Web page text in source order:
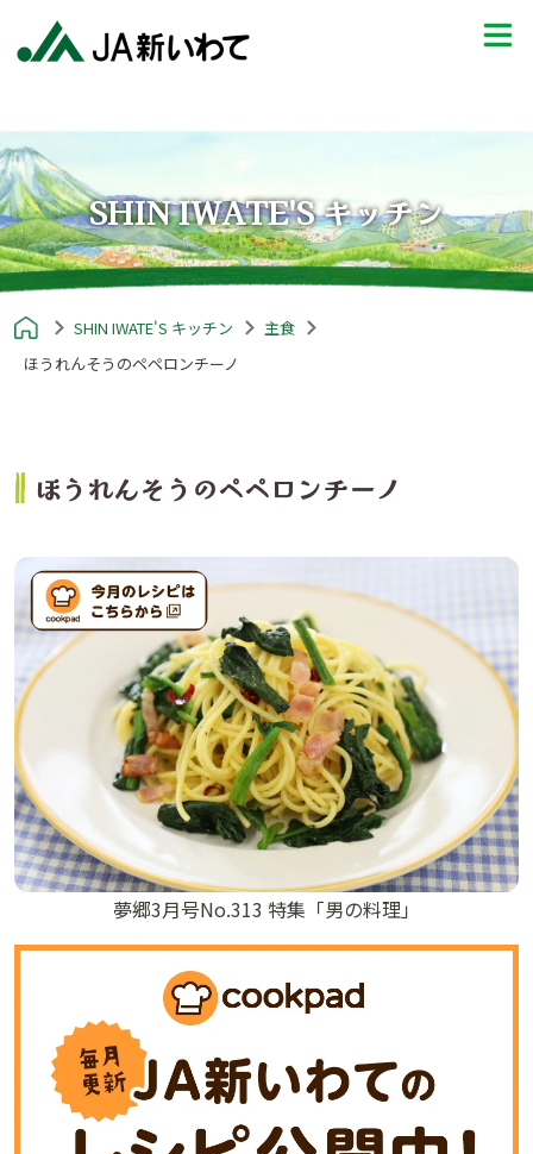
SHIN IWATE'S キッチン
SHIN IWATE'S キッチン
主食
ほうれんそうのペペロンチーノ
ほうれんそうのペペロンチーノ
夢郷3月号No.313 特集「男の料理」